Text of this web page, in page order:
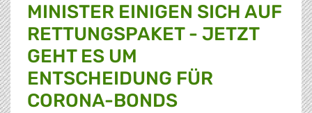
MINISTER EINIGEN SICH AUF
RETTUNGSPAKET - JETZT
GEHT ES UM
ENTSCHEIDUNG FÜR
CORONA-BONDS